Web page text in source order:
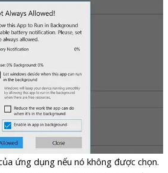
ứng dụng nếu nó không được chọn.